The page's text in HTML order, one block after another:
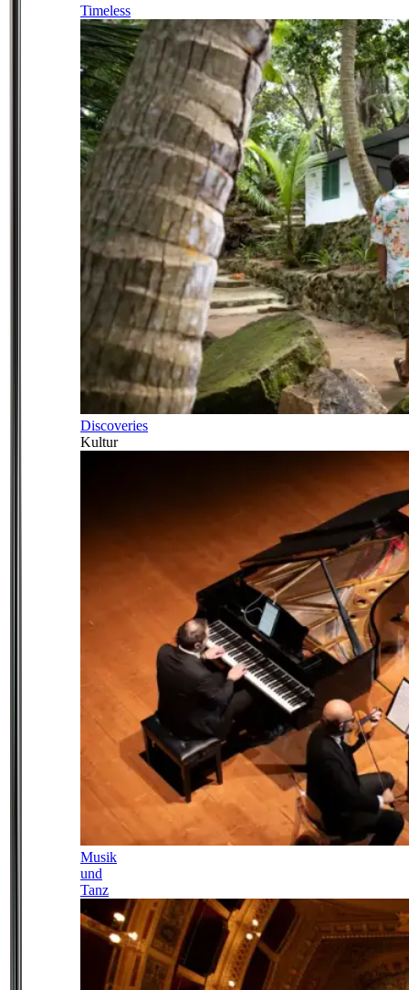
Timeless
Discoveries
Kultur
Musik
und
Tanz